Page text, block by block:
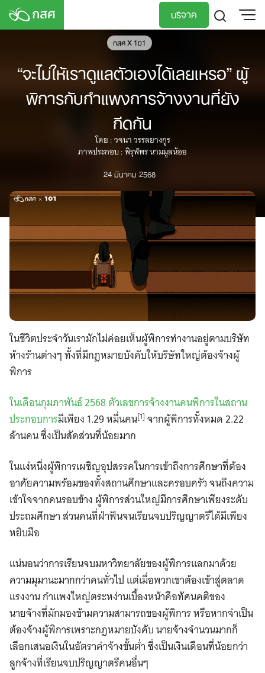
Skip
บริจาค
กสศ X 101
“จะไม่ให้เราดูแลตัวเองได้เลยเหรอ” ผู้
พิการกับกำแพงการจ้างงานที่ยัง
กีดกัน
โดย : วจนา วรรลยางกูร
ภาพประกอบ : พิรุฬพร นามมูลน้อย
24 มีนาคม 2568
ในชีวิตประจำวันเรามักไม่ค่อยเห็นผู้พิการทำงานอยู่ตามบริษัท
ห้างร้านต่างๆ ทั้งที่มีกฎหมายบังคับให้บริษัทใหญ่ต้องจ้างผู้
พิการ
ในเดือนกุมภาพันธ์ 2568 ตัวเลขการจ้างงานคนพิการในสถาน
ประกอบการมีเพียง 1.29 หมื่นคน[1] จากผู้พิการทั้งหมด 2.22
ล้านคน ซึ่งเป็นสัดส่วนที่น้อยมาก
ในแง่หนึ่งผู้พิการเผชิญอุปสรรคในการเข้าถึงการศึกษาที่ต้อง
อาศัยความพร้อมของทั้งสถานศึกษาและครอบครัว จนถึงความ
เข้าใจจากคนรอบข้าง ผู้พิการส่วนใหญ่มีการศึกษาเพียงระดับ
ประถมศึกษา ส่วนคนที่ฝ่าฟันจนเรียนจบปริญญาตรีได้มีเพียง
หยิบมือ
แน่นอนว่าการเรียนจบมหาวิทยาลัยของผู้พิการแลกมาด้วย
ความมุมานะมากกว่าคนทั่วไป แต่เมื่อพวกเขาต้องเข้าสู่ตลาด
แรงงาน กำแพงใหญ่ตระหง่านเบื้องหน้าคือทัศนคติของ
นายจ้างที่มักมองข้ามความสามารถของผู้พิการ หรือหากจำเป็น
ต้องจ้างผู้พิการเพราะกฎหมายบังคับ นายจ้างจำนวนมากก็
เลือกเสนอเงินในอัตราค่าจ้างขั้นต่ำ ซึ่งเป็นเงินเดือนที่น้อยกว่า
ลูกจ้างที่เรียนจบปริญญาตรีคนอื่นๆ